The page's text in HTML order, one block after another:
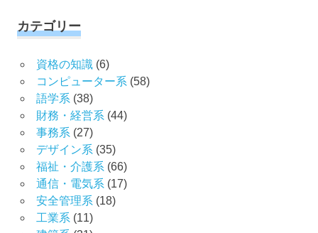
カテゴリー
資格の知識(6)
コンピューター系(58)
語学系(38)
財務・経営系(44)
事務系(27)
デザイン系(35)
福祉・介護系(66)
通信・電気系(17)
安全管理系(18)
工業系(11)